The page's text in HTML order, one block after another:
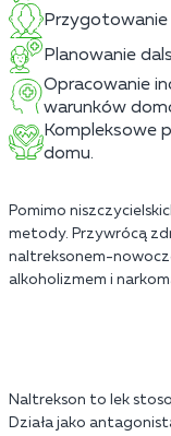
Przygotowanie
Planowanie
Opracowanie
warunków
Kompleksowe
domu.
Pomimo
metody. Przywrócą
naltreksonem-
alkoholizmem i
Naltrekson to lek
Działa jako